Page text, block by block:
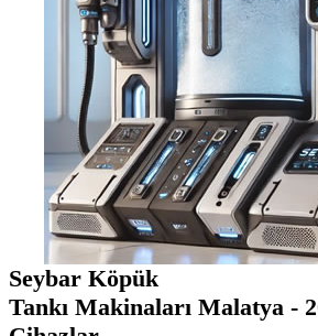
Seybar Köpük
Tankı Makinaları Malatya -